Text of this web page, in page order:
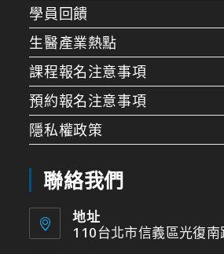
學員回饋
生醫產業熱點
課程報名注意事項
預約報名注意事項
隱私權政策
聯絡我們
地址
110台北市信義區光復